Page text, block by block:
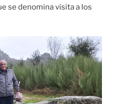
se denomina visita a los